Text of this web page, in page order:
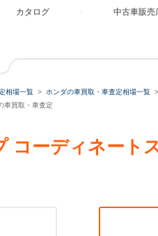
カタログ 中古車販売
相場一覧 ホンダの車買取・車査定相場一覧
車買取・車査定
コーディネート